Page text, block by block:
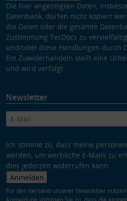
Die hier angezeigten Daten,
Datenbank, dürfen nicht kopiert
die Daten oder die gesamte
Zustimmung TecDocs zu
und/oder diese Handlungen durch
Ein Zuwiderhandeln stellt eine
und wird verfolgt.
Newsletter
Ich stimme zu, dass meine
werden, um werbliche E-Mails zu
dies jederzeit widerrufen kann.
Anmelden
Für den Versand unserer Newsletter